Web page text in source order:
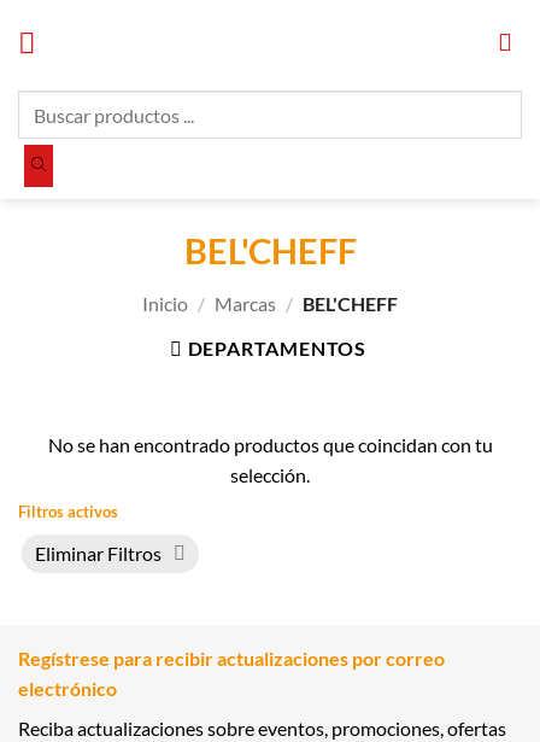
productos
BEL'CHEFF
Inicio / Marcas / BEL'CHEFF
DEPARTAMENTOS
No se han encontrado productos que coincidan con tu
selección.
Filtros activos
Eliminar Filtros
Regístrese para recibir actualizaciones por correo
electrónico
Reciba actualizaciones sobre eventos, promociones, ofertas